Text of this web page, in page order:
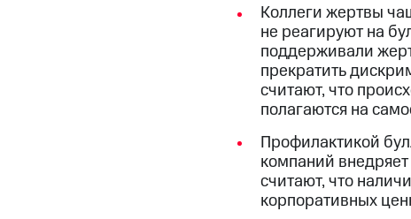
Коллеги жертвы
не реагируют на
поддерживали
прекратить
считают, что
полагаются на
Профилактикой
компаний
считают, что
корпоративных